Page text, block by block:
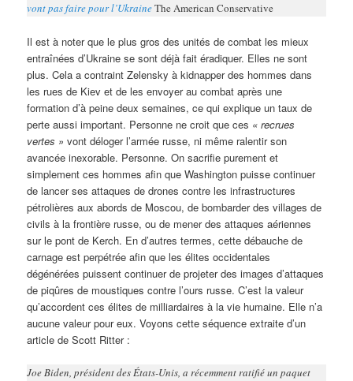
vont pas faire pour l’UkraineThe American Conservative
Il est à noter que le plus gros des unités de combat les mieux
entraînées d’Ukraine se sont déjà fait éradiquer. Elles ne sont
plus. Cela a contraint Zelensky à kidnapper des hommes dans
les rues de Kiev et de les envoyer au combat après une
formation d’à peine deux semaines, ce qui explique un taux de
perte aussi important. Personne ne croit que ces « recrues
vertes » vont déloger l’armée russe, ni même ralentir son
avancée inexorable. Personne. On sacrifie purement et
simplement ces hommes afin que Washington puisse continuer
de lancer ses attaques de drones contre les infrastructures
pétrolières aux abords de Moscou, de bombarder des villages de
civils à la frontière russe, ou de mener des attaques aériennes
sur le pont de Kerch. En d’autres termes, cette débauche de
carnage est perpétrée afin que les élites occidentales
dégénérées puissent continuer de projeter des images d’attaques
de piqûres de moustiques contre l’ours russe. C’est la valeur
qu’accordent ces élites de milliardaires à la vie humaine. Elle n’a
aucune valeur pour eux. Voyons cette séquence extraite d’un
article de Scott Ritter :
Joe Biden, président des États-Unis, a récemment ratifié un paquet